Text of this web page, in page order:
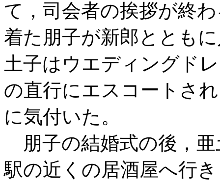
て，司会者の挨拶が終
着た朋子が新郎ととも
土子はウエディングド
の直行にエスコートさ
に気付いた。
朋子の結婚式の後，亜
駅の近くの居酒屋へ行